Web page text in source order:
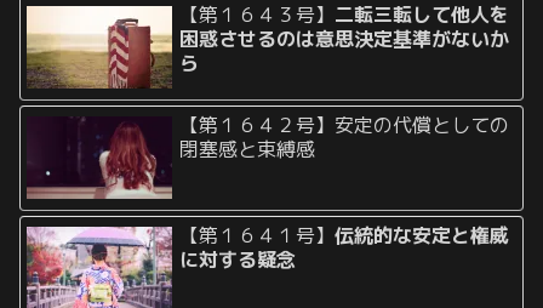
【第１６４３号】 二転三転して他人を
困惑させるのは意思決定基準がないか
ら
【第１６４２号】安定の代償としての
閉塞感と束縛感
【第１６４１号】伝統的な安定と権威
に対する疑念